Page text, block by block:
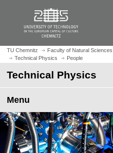
m
c
o
h
o
e
a
g
e
TU Chemnitz Faculty of Natural Sciences
Technical Physics
People
Technical Physics
Menu